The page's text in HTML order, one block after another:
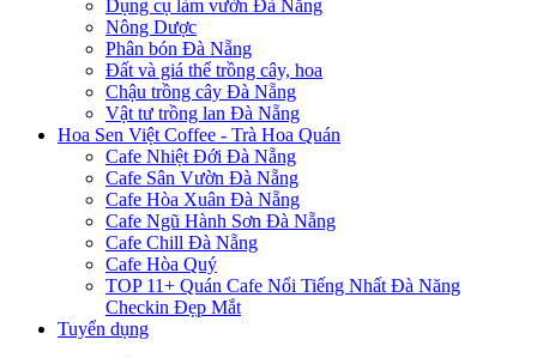
Dụng cụ làm vườn Đà Nẵng
Nông Dược
Phân bón Đà Nẵng
Đất và giá thể trồng cây, hoa
Chậu trồng cây Đà Nẵng
Vật tư trồng lan Đà Nẵng
Hoa Sen Việt Coffee - Trà Hoa Quán
Cafe Nhiệt Đới Đà Nẵng
Cafe Sân Vườn Đà Nẵng
Cafe Hòa Xuân Đà Nẵng
Cafe Ngũ Hành Sơn Đà Nẵng
Cafe Chill Đà Nẵng
Cafe Hòa Quý
TOP 11+ Quán Cafe Nổi Tiếng Nhất Đà Năng
Checkin Đẹp Mắt
Tuyển dụng